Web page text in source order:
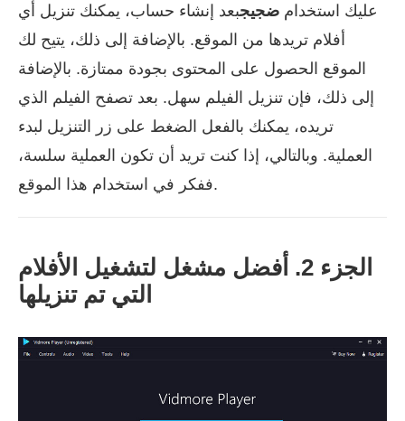
عليك استخدام ضجيجبعد إنشاء حساب، يمكنك تنزيل أي
أفلام تريدها من الموقع. بالإضافة إلى ذلك، يتيح لك
الموقع الحصول على المحتوى بجودة ممتازة. بالإضافة
إلى ذلك، فإن تنزيل الفيلم سهل. بعد تصفح الفيلم الذي
تريده، يمكنك بالفعل الضغط على زر التنزيل لبدء
العملية. وبالتالي، إذا كنت تريد أن تكون العملية سلسة،
ففكر في استخدام هذا الموقع.
الجزء 2. أفضل مشغل لتشغيل الأفلام
التي تم تنزيلها